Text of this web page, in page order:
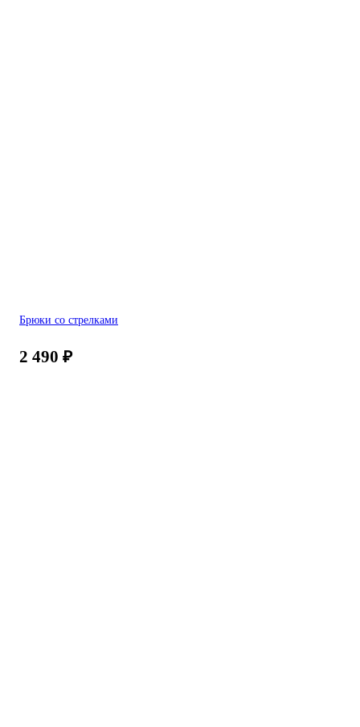
Брюки со стрелками
2 490 ₽